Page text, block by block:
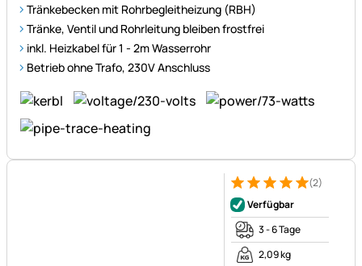
Tränkebecken mit Rohrbegleitheizung (RBH)
Tränke, Ventil und Rohrleitung bleiben frostfrei
inkl. Heizkabel für 1 - 2m Wasserrohr
BetriebohneTrafo, 230V Anschluss
Bewertung: 5 von 5 (2
2 Bewertungen
(2)
Verfügbar
3 - 6 Tage
2,09 kg